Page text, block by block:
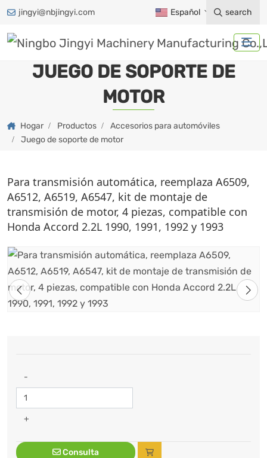
jingyi@nbjingyi.com Español search
JUEGO DE SOPORTE DE
MOTOR
Hogar Productos
Accesorios para automóviles
Juego de soporte de motor
Para transmisión automática, reemplaza A6509,
A6512, A6519, A6547, kit de montaje de
transmisión de motor, 4 piezas, compatible con
Honda Accord 2.2L 1990, 1991, 1992 y 1993
-
+
Consulta